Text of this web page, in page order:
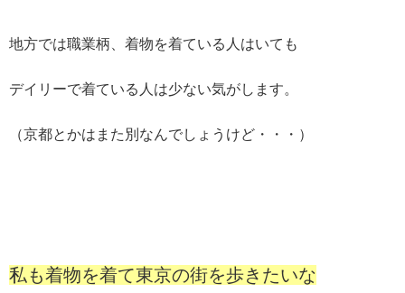
地方では職業柄、着物を着ている人はいても
デイリーで着ている人は少ない気がします。
（京都とかはまた別なんでしょうけど・・・）
私も着物を着て東京の街を歩きたいな